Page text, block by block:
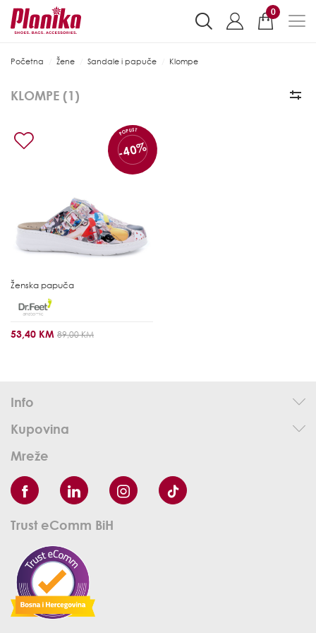
0
Početna Žene Sandale i papuče Klompe
KLOMPE (1)
POPUST
-40%
Ženska papuča
53,40 KM 89,00 KM
Info
Kupovina
Mreže
Trust eComm BiH